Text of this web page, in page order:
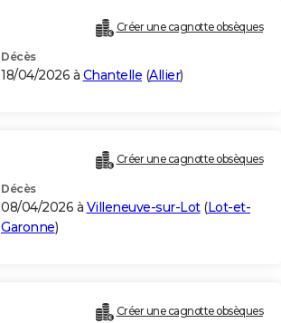
Créer une cagnotte obsèques
Décès
18/04/2026 à Chantelle (Allier)
Créer une cagnotte obsèques
Décès
08/04/2026 à Villeneuve-sur-Lot(Lot-et-
Garonne)
Créer une cagnotte obsèques